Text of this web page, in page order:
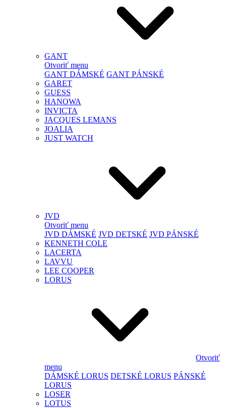
GANT
Otvoriť menu
GANT DÁMSKÉ GANT PÁNSKÉ
GARET
GUESS
HANOWA
INVICTA
JACQUES LEMANS
JOALIA
JUST WATCH
JVD
Otvoriť menu
JVD DÁMSKÉ JVD DETSKÉ JVD PÁNSKÉ
KENNETH COLE
LACERTA
LAVVU
LEE COOPER
LORUS
Otvoriť
menu
DÁMSKÉ LORUS DETSKÉ LORUS PÁNSKÉ
LORUS
LOSER
LOTUS